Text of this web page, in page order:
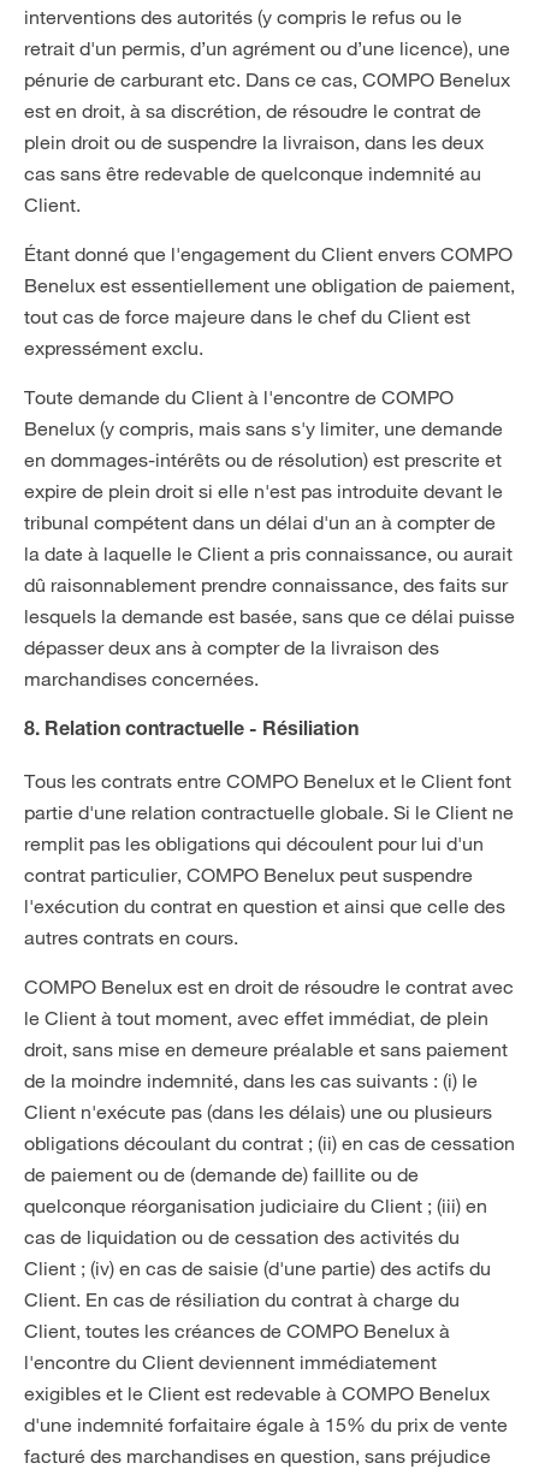
interventions des autorités (y compris le refus ou le
retrait d'un permis, d’un agrément ou d’une licence), une
pénurie de carburant etc. Dans ce cas, COMPO Benelux
est en droit, à sa discrétion, de résoudre le contrat de
plein droit ou de suspendre la livraison, dans les deux
cas sans être redevable de quelconque indemnité au
Client.
Étant donné que l'engagement du Client envers COMPO
Benelux est essentiellement une obligation de paiement,
tout cas de force majeure dans le chef du Client est
expressément exclu.
Toute demande du Client à l'encontre de COMPO
Benelux (y compris, mais sans s'y limiter, une demande
en dommages-intérêts ou de résolution) est prescrite et
expire de plein droit si elle n'est pas introduite devant le
tribunal compétent dans un délai d'un an à compter de
la date à laquelle le Client a pris connaissance, ou aurait
dû raisonnablement prendre connaissance, des faits sur
lesquels la demande est basée, sans que ce délai puisse
dépasser deux ans à compter de la livraison des
marchandises concernées.
8. Relation contractuelle - Résiliation
Tous les contrats entre COMPO Benelux et le Client font
partie d'une relation contractuelle globale. Si le Client ne
remplit pas les obligations qui découlent pour lui d'un
contrat particulier, COMPO Benelux peut suspendre
l'exécution du contrat en question et ainsi que celle des
autres contrats en cours.
COMPO Benelux est en droit de résoudre le contrat avec
le Client à tout moment, avec effet immédiat, de plein
droit, sans mise en demeure préalable et sans paiement
de la moindre indemnité, dans les cas suivants : (i) le
Client n'exécute pas (dans les délais) une ou plusieurs
obligations découlant du contrat ; (ii) en cas de cessation
de paiement ou de (demande de) faillite ou de
quelconque réorganisation judiciaire du Client ; (iii) en
cas de liquidation ou de cessation des activités du
Client ; (iv) en cas de saisie (d'une partie) des actifs du
Client. En cas de résiliation du contrat à charge du
Client, toutes les créances de COMPO Benelux à
l'encontre du Client deviennent immédiatement
exigibles et le Client est redevable à COMPO Benelux
d'une indemnité forfaitaire égale à 15% du prix de vente
facturé des marchandises en question, sans préjudice